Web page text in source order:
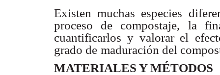
Existen muchas especies
proceso de compostaje, la
cuantificarlos y valorar el
grado de maduración del
MATERIALES Y MÉTODOS